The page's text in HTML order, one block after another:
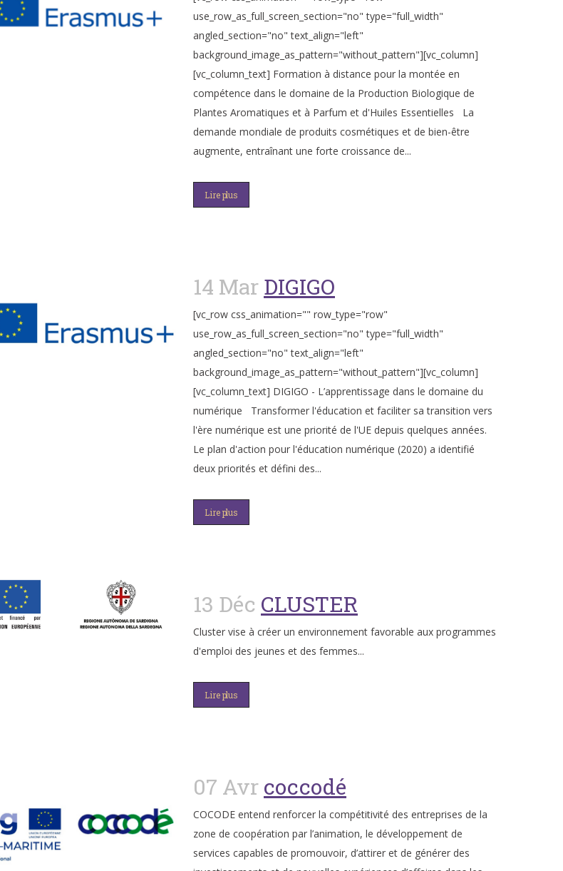
use_row_as_full_screen_section="no" type="full_width"
angled_section="no" text_align="left"
background_image_as_pattern="without_pattern"][vc_column]
[vc_column_text] Formation à distance pour la montée en
compétence dans le domaine de la Production Biologique de
Plantes Aromatiques et à Parfum et d'Huiles Essentielles La
demande mondiale de produits cosmétiques et de bien-être
augmente, entraînant une forte croissance de...
Lire plus
14 Mar DIGIGO
[vc_row css_animation="" row_type="row"
use_row_as_full_screen_section="no" type="full_width"
angled_section="no" text_align="left"
background_image_as_pattern="without_pattern"][vc_column]
[vc_column_text] DIGIGO - L’apprentissage dans le domaine du
numérique Transformer l'éducation et faciliter sa transition vers
l'ère numérique est une priorité de l'UE depuis quelques années.
Le plan d'action pour l'éducation numérique (2020) a identifié
deux priorités et défini des...
Lire plus
13 Déc CLUSTER
Cluster vise à créer un environnement favorable aux programmes
d'emploi des jeunes et des femmes...
Lire plus
07 Avr coccodé
COCODE entend renforcer la compétitivité des entreprises de la
zone de coopération par l’animation, le développement de
services capables de promouvoir, d’attirer et de générer des